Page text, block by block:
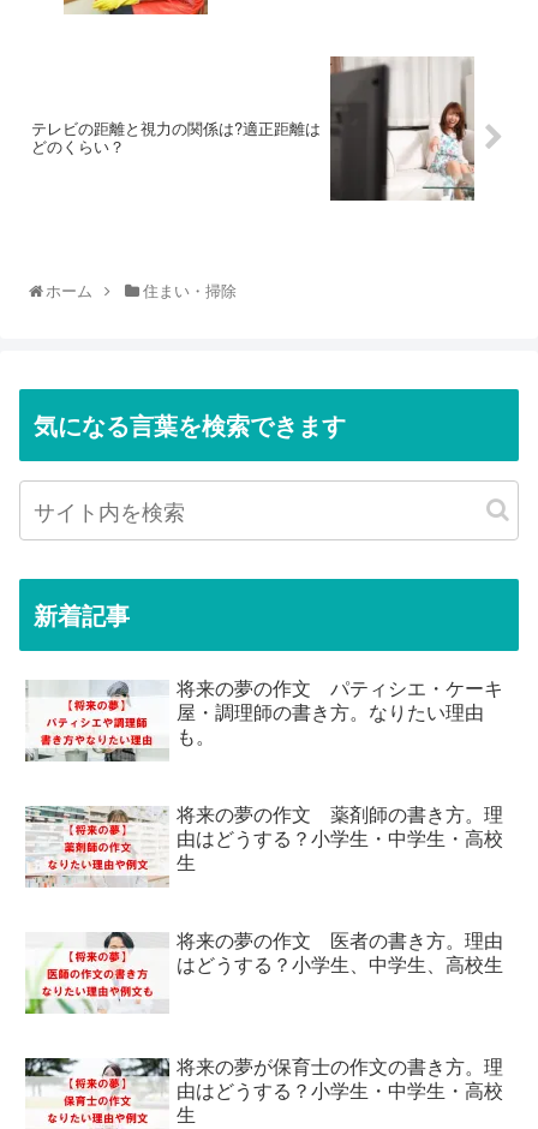
テレビの距離と視力の関係は?適正距離は
どのくらい？
ホーム 住まい・掃除
気になる言葉を検索できます
新着記事
将来の夢の作文 パティシエ・ケーキ
屋・調理師の書き方。なりたい理由
も。
将来の夢の作文 薬剤師の書き方。理
由はどうする？小学生・中学生・高校
生
将来の夢の作文 医者の書き方。理由
はどうする？小学生、中学生、高校生
将来の夢が保育士の作文の書き方。理
由はどうする？小学生・中学生・高校
生